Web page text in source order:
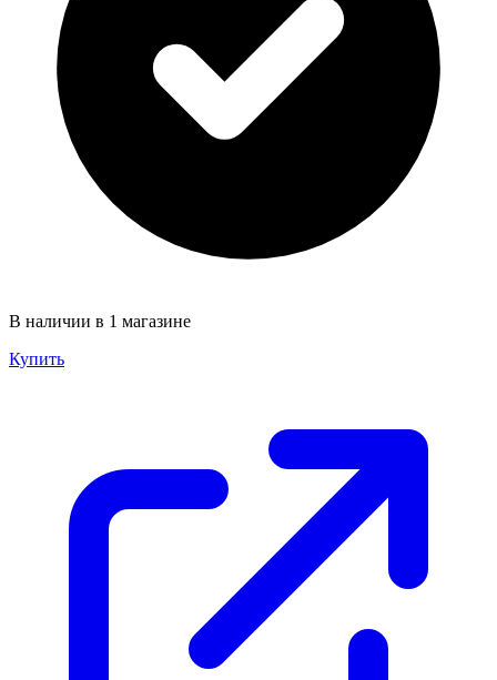
В наличии в 1 магазине
Купить